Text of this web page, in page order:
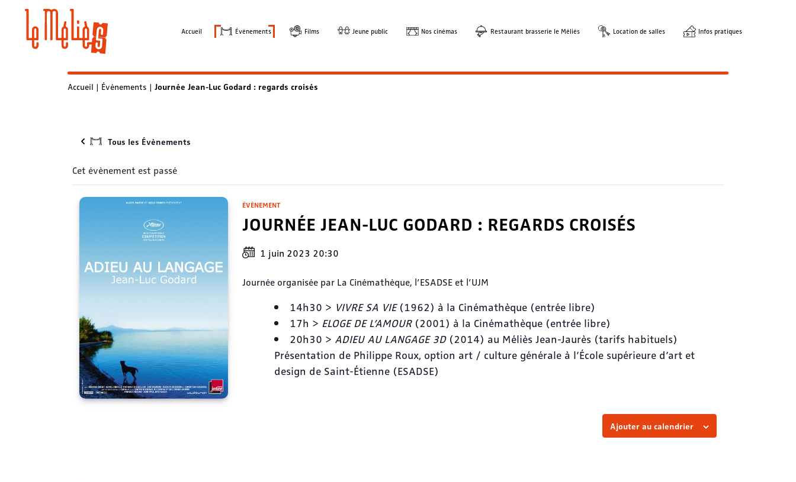
Accueil Évènements Films Jeune public Nos cinémas Restaurant brasserie le Méliès Location de salles Infos pratiques
Accueil | Évènements | Journée Jean-Luc Godard : regards croisés
Tous les Évènements
Cet évènement est passé
ÉVÈNEMENT
JOURNÉE JEAN-LUC GODARD : REGARDS CROISÉS
1 juin 2023 20:30
Journée organisée par La Cinémathèque, l’ESADSE et l’UJM
14h30 > VIVRE SA VIE(1962) à la Cinémathèque (entrée libre)
17h > ELOGE DE L’AMOUR(2001) à la Cinémathèque (entrée libre)
20h30 > ADIEU AU LANGAGE 3D(2014) au Méliès Jean-Jaurès (tarifs habituels)
Présentation de Philippe Roux, option art / culture générale à l’École supérieure d’art et
design de Saint-Étienne (ESADSE)
Ajouter au calendrier